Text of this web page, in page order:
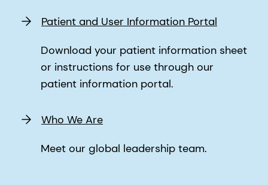
Patient and User Information Portal
Download your patient information sheet
or instructions for use through our
patient information portal.
Who We Are
Meet our global leadership team.